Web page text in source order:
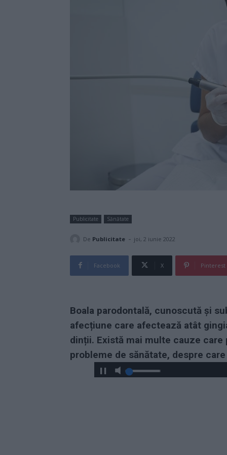
Publicitate Sănătate
De Publicitate - joi, 2 iunie 2022
Facebook X Pinterest
Boala parodontală, cunoscută și
afecțiune care afectează atât
dinții. Există mai multe cauze
probleme de sănătate, despre